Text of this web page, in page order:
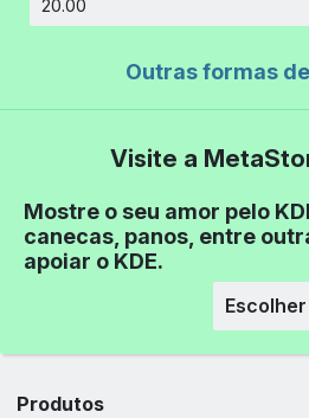
Outras formas
Visite a
Mostre o seu amor pelo
canecas, panos, entre
apoiar o KDE.
Escolher
Produtos